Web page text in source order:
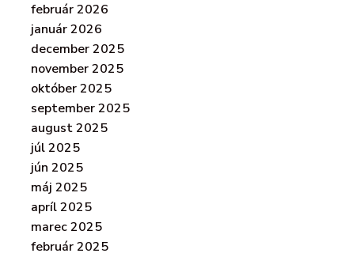
február 2026
január 2026
december 2025
november 2025
október 2025
september 2025
august 2025
júl 2025
jún 2025
máj 2025
apríl 2025
marec 2025
február 2025